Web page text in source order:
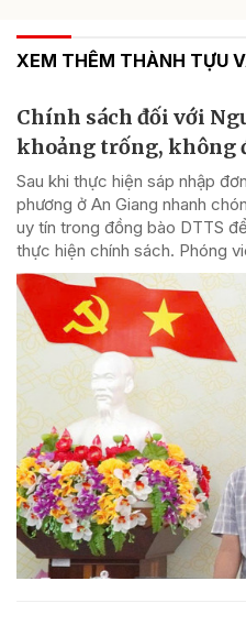
XEM THÊM THÀNH TỰU
Chính sách đối với
khoảng trống, không
Sau khi thực hiện sáp nhập
phương ở An Giang nhanh
uy tín trong đồng bào DTTS
thực hiện chính sách. Phóng